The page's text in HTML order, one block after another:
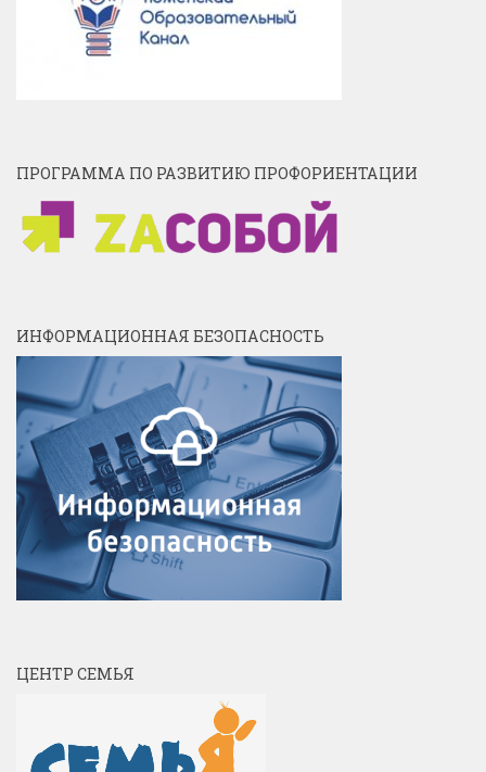
ПРОГРАММА ПО РАЗВИТИЮ ПРОФОРИЕНТАЦИИ
ИНФОРМАЦИОННАЯ БЕЗОПАСНОСТЬ
ЦЕНТР СЕМЬЯ